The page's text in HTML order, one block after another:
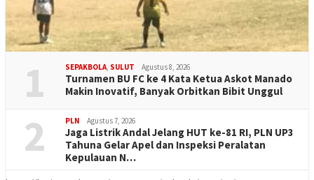
1 SEPAKBOLA SULUT Agustus 8, 2026
Turnamen BU FC ke 4 Kata Ketua Askot Manado
Makin Inovatif, Banyak Orbitkan Bibit Unggul
2 PLN Agustus 7, 2026
Jaga Listrik Andal Jelang HUT ke-81 RI, PLN UP3
Tahuna Gelar Apel dan Inspeksi Peralatan
Kepulauan N…